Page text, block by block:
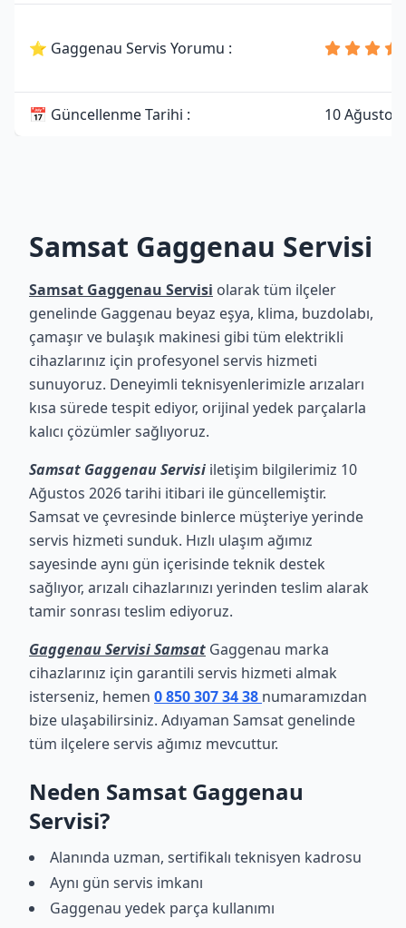
⭐ Gaggenau Servis Yorumu :
📅 Güncellenme Tarihi : 10 Ağustos
Samsat Gaggenau Servisi
Samsat Gaggenau Servisi olarak tüm ilçeler
genelinde Gaggenau beyaz eşya, klima, buzdolabı,
çamaşır ve bulaşık makinesi gibi tüm elektrikli
cihazlarınız için profesyonel servis hizmeti
sunuyoruz. Deneyimli teknisyenlerimizle arızaları
kısa sürede tespit ediyor, orijinal yedek parçalarla
kalıcı çözümler sağlıyoruz.
Samsat Gaggenau Servisi iletişim bilgilerimiz 10
Ağustos 2026 tarihi itibari ile güncellemiştir.
Samsat ve çevresinde binlerce müşteriye yerinde
servis hizmeti sunduk. Hızlı ulaşım ağımız
sayesinde aynı gün içerisinde teknik destek
sağlıyor, arızalı cihazlarınızı yerinden teslim alarak
tamir sonrası teslim ediyoruz.
Gaggenau Servisi Samsat Gaggenau marka
cihazlarınız için garantili servis hizmeti almak
isterseniz, hemen 0 850 307 34 38 numaramızdan
bize ulaşabilirsiniz. Adıyaman Samsat genelinde
tüm ilçelere servis ağımız mevcuttur.
Neden Samsat Gaggenau
Servisi?
Alanında uzman, sertifikalı teknisyen kadrosu
Aynı gün servis imkanı
Gaggenau yedek parça kullanımı